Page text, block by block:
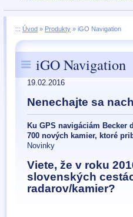
::: Úvod » Produkty » iGO Navigation
iGO Navigation
19.02.2016
Nenechajte sa
Ku GPS navigáciám Becker
700 nových kamier, ktoré
Novinky
Viete, že v roku
slovenských
radarov/kamier?